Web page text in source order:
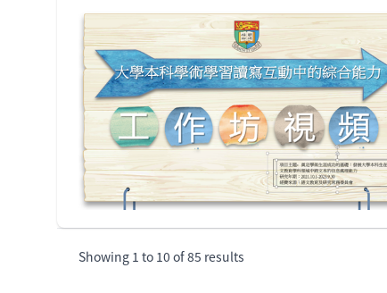
Showing 1 to 10 of85 results